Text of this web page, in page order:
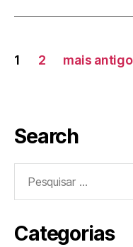
1 2 mais
Search
Categorias